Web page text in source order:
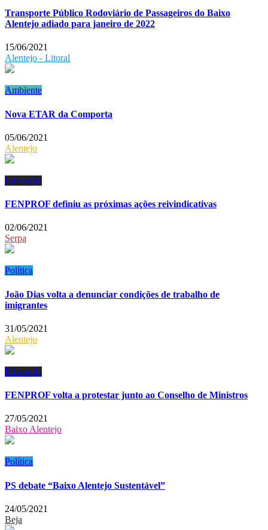
Transporte Público Rodoviário de Passageiros do Baixo
Alentejo adiado para janeiro de 2022
15/06/2021
Alentejo - Litoral
Ambiente
Nova ETAR da Comporta
05/06/2021
Alentejo
Educação
FENPROF definiu as próximas ações reivindicativas
02/06/2021
Serpa
Política
João Dias volta a denunciar condições de trabalho de
imigrantes
31/05/2021
Alentejo
Educação
FENPROF volta a protestar junto ao Conselho de Ministros
27/05/2021
Baixo Alentejo
Política
PS debate “Baixo Alentejo Sustentável”
24/05/2021
Beja